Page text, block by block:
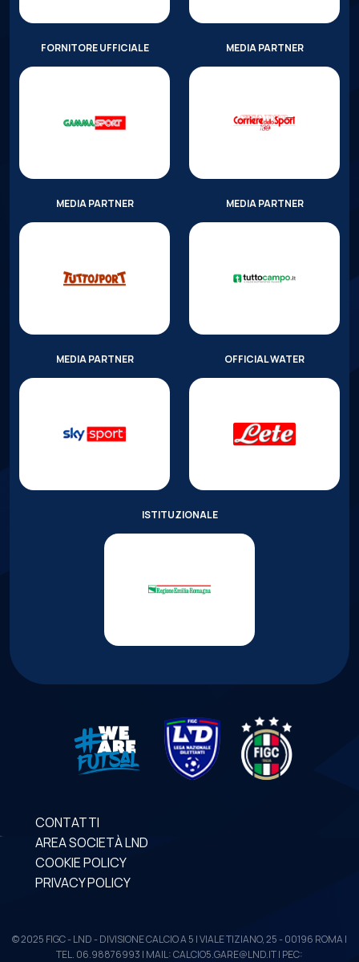
FORNITORE UFFICIALE MEDIA PARTNER
MEDIA PARTNER MEDIA PARTNER
MEDIA PARTNER OFFICIAL WATER
ISTITUZIONALE
CONTATTI
AREA SOCIETÀ LND
COOKIE POLICY
PRIVACY POLICY
© 2025 FIGC - LND - DIVISIONE CALCIO A 5 | VIALE TIZIANO, 25 - 00196 ROMA |
TEL. 06.98876993 | MAIL: CALCIO5.GARE@LND.IT | PEC: